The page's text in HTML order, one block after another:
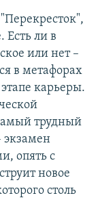
Есть ли в
или нет –
в метафорах
карьеры.
трудный
экзамен
опять с
новое
столь